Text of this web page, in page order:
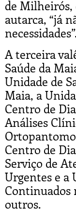
de
autarca, “já
A terceira
Saúde da
Unidade de
Maia, a
Centro de
Análises
Centro de
Serviço de
Urgentes e a
Continuados
outros.